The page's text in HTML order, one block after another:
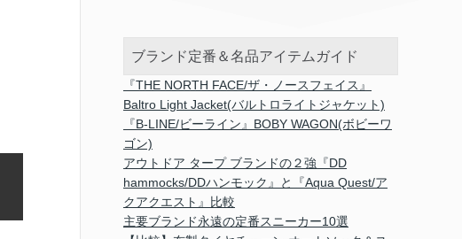
ブランド定番＆名品アイテムガイド
『THE NORTH FACE/ザ・ノースフェイス』
Baltro Light Jacket(バルトロライトジャケット)
『B-LINE/ビーライン』BOBY WAGON(ボビーワ
ゴン)
アウトドア タープ ブランドの２強『DD
hammocks/DDハンモック』と『Aqua Quest/ア
クアクエスト』比較
主要ブランド永遠の定番スニーカー10選